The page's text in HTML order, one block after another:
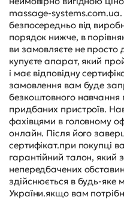
massage-
безпосередньо від
порядок нижче, в
ви замовляєте не просто
купуєте апарат, який
і має відповідну
замовлення вам буде
безкоштовного навчання
придбаних пристроїв.
фахівцями в головному
онлайн. Після його
сертифікат.при покупці
гарантійний талон, який
непередбачених
здійснюється в будь-яке
України.якщо вам